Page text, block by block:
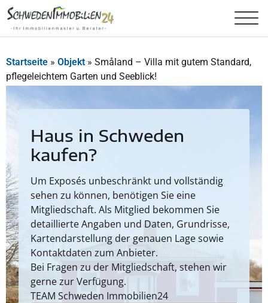
Startseite » Objekt » Småland – Villa mit gutem Standard,
pflegeleichtem Garten und Seeblick!
Haus in Schweden
kaufen?
Um Exposés unbeschränkt und vollständig
sehen zu können, benötigen Sie eine
Mitgliedschaft. Als Mitglied bekommen Sie
detaillierte Angaben und Daten, Grundrisse,
Kartendarstellung der genauen Lage sowie
Kontaktdaten zum Anbieter.
Bei Fragen zu der Mitgliedschaft, stehen wir
gerne zur Verfügung.
TEAM Schweden Immobilien24